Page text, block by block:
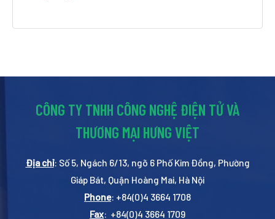
CÔNG TY TNHH CÔNG NGHỆ ĐIỆN TỬ VÀ
THƯƠNG MẠI HƯNG VIỆT
Địa chỉ: Số 5, Ngách 6/13, ngõ 6 Phố Kim Đồng, Phường
Giáp Bát, Quận Hoàng Mai, Hà Nội
Phone: +84(0)4 3664 1708
Fax: +84(0)4 3664 1709